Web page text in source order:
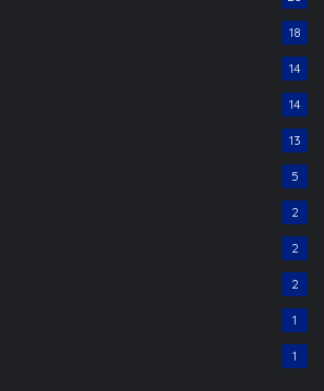
18
14
14
13
5
2
2
2
1
1